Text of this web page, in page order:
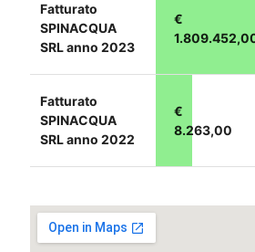
Fatturato
SPINACQUA
SRL anno 2023
€
Fatturato
SPINACQUA
SRL anno 2022
€
8.263,00